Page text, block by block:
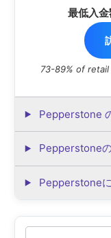
最低入
73-89% of
Pepperstone
Pepperstone
Pepperstone